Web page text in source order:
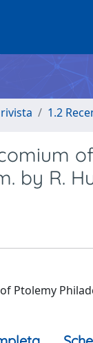
1.2
by R.
Ptolemy